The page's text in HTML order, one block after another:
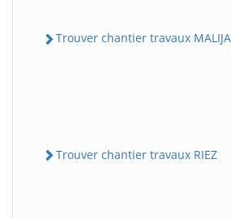
Trouver chantier travaux
Trouver chantier travaux RIEZ